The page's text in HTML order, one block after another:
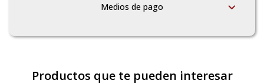
Medios de pago
Productos que te pueden interesar